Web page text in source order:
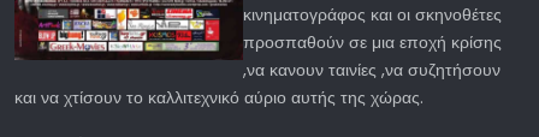
κινηματογράφος και οι σκηνοθέτες
προσπαθούν σε μια εποχή κρίσης
,να κανουν ταινίες ,να συζητήσουν
και να χτίσουν το καλλιτεχνικό αύριο αυτής της χώρας.